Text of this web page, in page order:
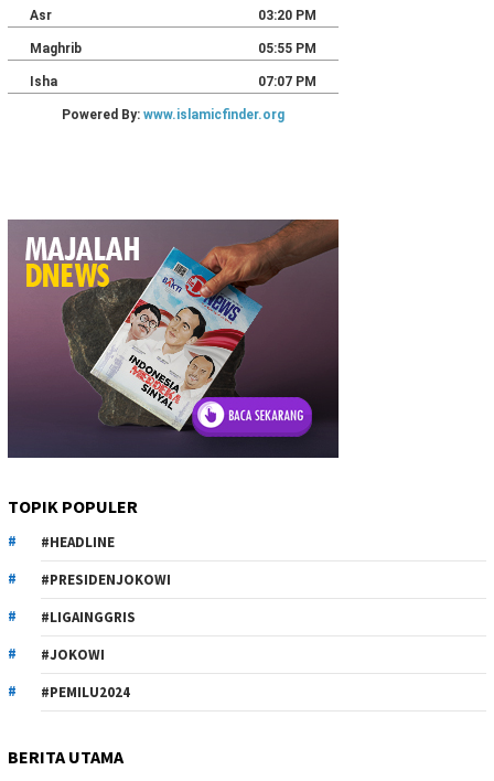
TOPIK POPULER
#HEADLINE
#PRESIDENJOKOWI
#LIGAINGGRIS
#JOKOWI
#PEMILU2024
BERITA UTAMA